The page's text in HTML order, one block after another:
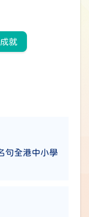
就
句全港中小學